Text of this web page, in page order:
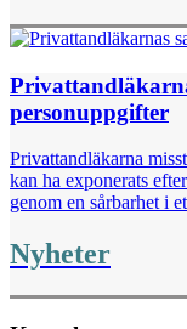
personuppgifter
Privattandläkarna
kan ha exponerats
genom en sårbarhet i
Nyheter